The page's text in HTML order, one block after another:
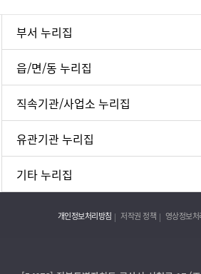
부서 누리집
읍/면/동 누리집
직속기관/사업소 누리집
유관기관 누리집
기타 누리집
개인정보처리방침 저작권 정책 영상정보처